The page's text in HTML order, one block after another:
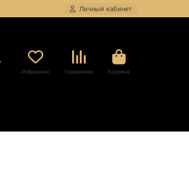
Личный кабинет
Избранное Сравнение Корзина